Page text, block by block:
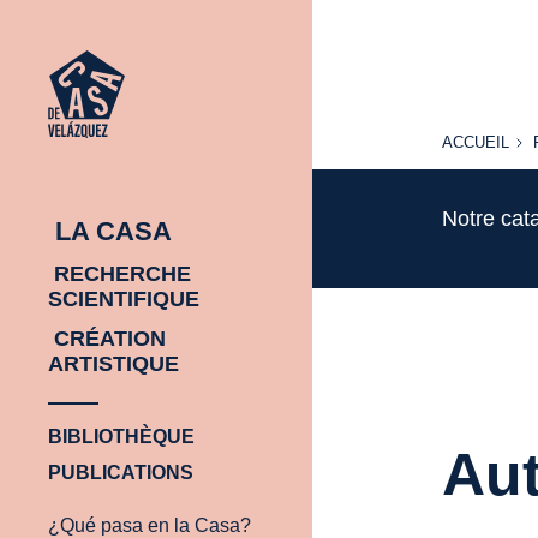
LA CASA
RECHERCHE
SCIENTIFIQUE
CRÉATION
ARTISTIQUE
BIBLIOTHÈQUE
PUBLICATIONS
¿Qué pasa en la Casa?
ACCUEIL
ACCUEIL
Notre